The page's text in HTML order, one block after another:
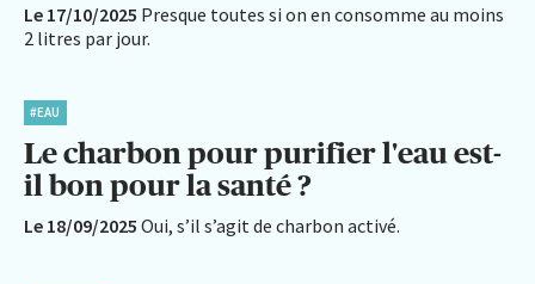
Le 17/10/2025 Presque toutes si on en consomme au moins
2 litres par jour.
#EAU
Le charbon pour purifier l'eau est-
il bon pour la santé ?
Le 18/09/2025 Oui, s’il s’agit de charbon activé.